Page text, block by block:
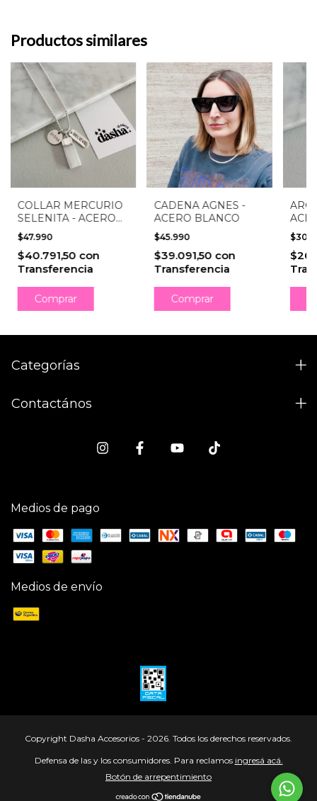
Productos similares
COLLAR MERCURIO
SELENITA - ACERO
BLANCO
$47.990
$40.791,50 con
Transferencia
CADENA AGNES -
ACERO BLANCO
$45.990
$39.091,50 con
Transferencia
Comprar
Categorías
Contactános
Medios de pago
Medios de envío
Copyright Dasha Accesorios - 2026. Todos los derechos reservados.
Defensa de las y los consumidores. Para reclamos ingresá acá.
Botón de arrepentimiento